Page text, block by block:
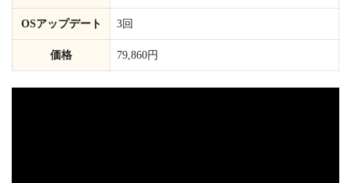
OSアップデート 3回
価格 79,860円